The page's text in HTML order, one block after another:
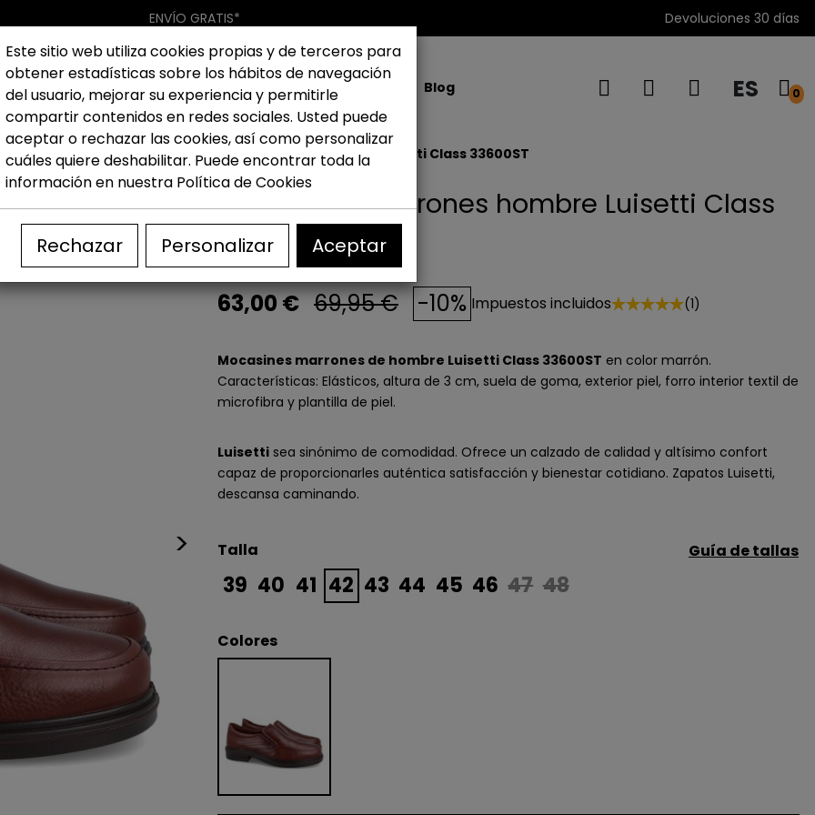
ENVÍO GRATIS* Devoluciones 30 días
Hombre Niño Nueva colección Outlet Marcas Blog ES 0
y fiesta hombre Mocasines marrones hombre Luisetti Class 33600ST
>
Mocasines marrones hombre Luisetti Class
33600ST
63,00 € 69,95 € -10% Impuestos incluidos (1)
Mocasines marrones de hombre Luisetti Class 33600ST en color marrón.
Características: Elásticos, altura de 3 cm, suela de goma, exterior piel, forro interior textil de
microfibra y plantilla de piel.
Luisetti sea sinónimo de comodidad. Ofrece un calzado de calidad y altísimo confort
capaz de proporcionarles auténtica satisfacción y bienestar cotidiano. Zapatos Luisetti,
descansa caminando.
Talla Guía de tallas
39 40 41 42 43 44 45 46 47 48
Colores
Este sitio web utiliza cookies propias y de terceros para
obtener estadísticas sobre los hábitos de navegación
del usuario, mejorar su experiencia y permitirle
compartir contenidos en redes sociales. Usted puede
aceptar o rechazar las cookies, así como personalizar
cuáles quiere deshabilitar. Puede encontrar toda la
información en nuestra Política de Cookies
Rechazar Personalizar Aceptar